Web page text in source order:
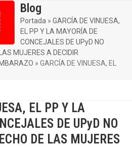
Blog
Portada »GARCÍA DE VINUESA,
EL PP Y LA MAYORÍA DE
CONCEJALES DE UPyD NO
MUJERES A DECIDIR
»GARCÍA DE VINUESA, EL
EL PP Y LA
DE UPyD NO
DE LAS MUJERES